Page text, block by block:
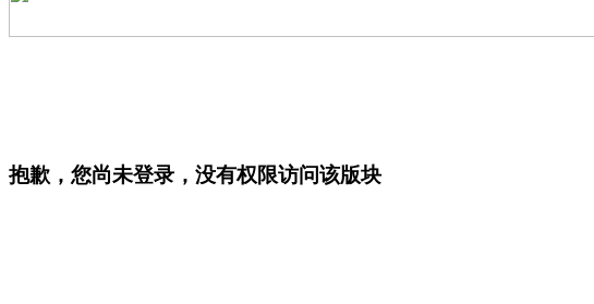
抱歉，您尚未登录，没有权限访问该版块